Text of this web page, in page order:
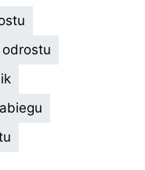
d
di
t
bl